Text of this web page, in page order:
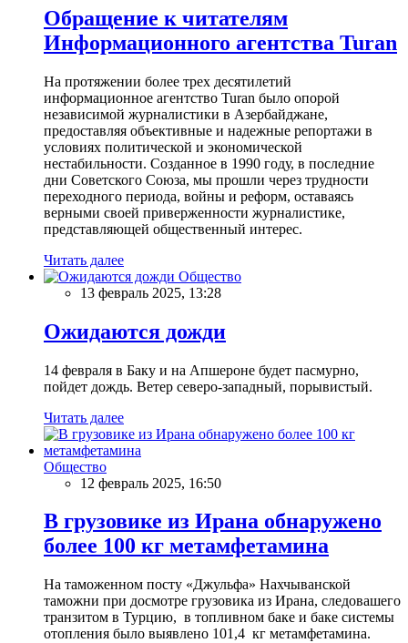
Обращение к читателям
Информационного агентства Turan
На протяжении более трех десятилетий
информационное агентство Turan было опорой
независимой журналистики в Азербайджане,
предоставляя объективные и надежные репортажи в
условиях политической и экономической
нестабильности. Созданное в 1990 году, в последние
дни Советского Союза, мы прошли через трудности
переходного периода, войны и реформ, оставаясь
верными своей приверженности журналистике,
представляющей общественный интерес.
Читать далее
Общество
13 февраль 2025, 13:28
Ожидаются дожди
14 февраля в Баку и на Апшероне будет пасмурно,
пойдет дождь. Ветер северо-западный, порывистый.
Читать далее
Общество
12 февраль 2025, 16:50
В грузовике из Ирана обнаружено
более 100 кг метамфетамина
На таможенном посту «Джульфа» Нахчыванской
таможни при досмотре грузовика из Ирана, следовашего
транзитом в Турцию, в топливном баке и баке системы
отопления было выявлено 101,4 кг метамфетамина.